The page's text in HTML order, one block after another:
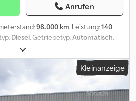
Wardenga Irenäus Wardenga auch
Anrufen
98.000 km, Leistung:140
Diesel, Getriebetyp:Automatisch,
2016, Ausstattung:ABS,
Stabilitätsprogramm (ESP),
Rußfilter, Standheizung
Unfallfrei 1 Hand Mercedes
Kleinanzeige